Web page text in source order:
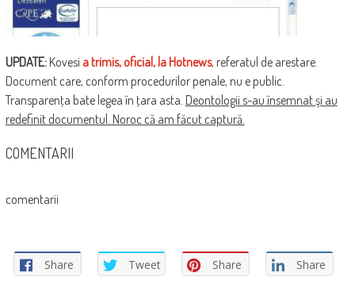
UPDATE:Kovesi a trimis, oficial, la Hotnews, referatul de arestare.
Document care, conform procedurilor penale, nu e public.
Transparenţa bate legea în ţara asta. Deontologii s-au însemnat şi au
redefinit documentul. Noroc că am făcut captură.
COMENTARII
comentarii
Share Tweet Share Share